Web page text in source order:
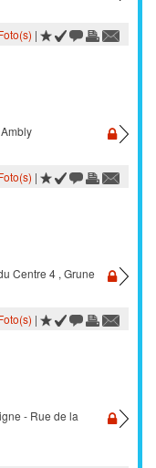
|
|
Centre 4 , Grune
|
- Rue de la